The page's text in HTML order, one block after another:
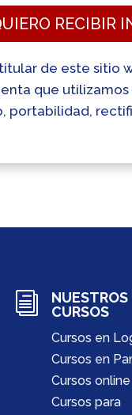
RECIBIR
titular de este
que
portabilidad,
i
NUESTROS
CURSOS
Cursos en
Cursos en
Cursos online
Cursos para